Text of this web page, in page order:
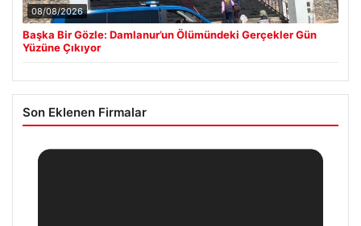
08/08/2026
Başka Bir Gözle: Damlanur’un Ölümündeki Gerçekler Gün
Yüzüne Çıkıyor
Son Eklenen Firmalar